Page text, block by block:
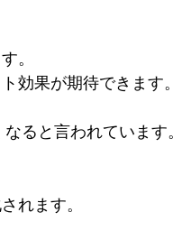
。
効果が期待できます。
ると言われています
れます。